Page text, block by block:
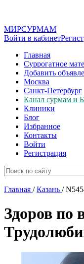
МИРСУРМАМ
Войти в кабинет
Главная
Суррогатное
Добавить
Москва
Санкт-Петербург
Канал сурмам и
Клиники
Блог
Избранное
Контакты
Войти
Регистрация
Главная / Казань /
Здоров по